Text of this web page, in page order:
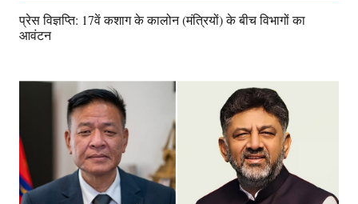
प्रेस विज्ञप्ति: 17वें कशाग के कालोन (मंत्रियों) के बीच विभागों का
आवंटन